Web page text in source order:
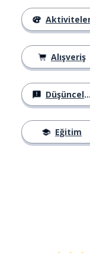
Alışveriş
Düşünceler
Eğitim